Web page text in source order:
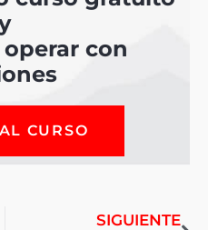
con
CURSO
SIGUIENTE